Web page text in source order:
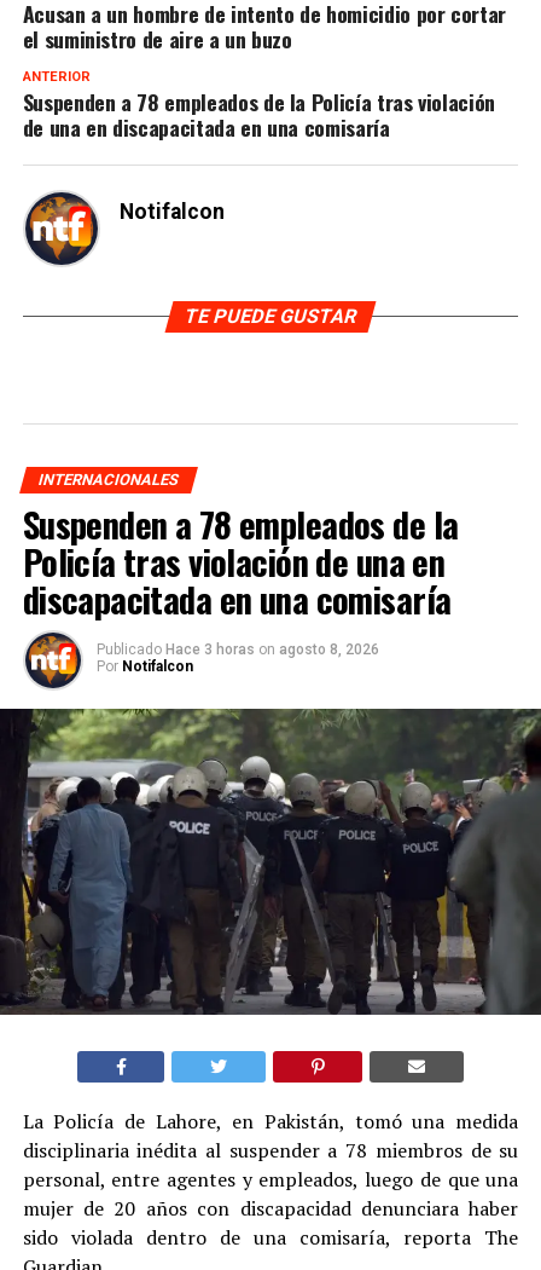
Acusan a un hombre de intento de homicidio por cortar
el suministro de aire a un buzo
ANTERIOR
Suspenden a 78 empleados de la Policía tras violación
de una en discapacitada en una comisaría
Notifalcon
TE PUEDE GUSTAR
INTERNACIONALES
Suspenden a 78 empleados de la
Policía tras violación de una en
discapacitada en una comisaría
Publicado Hace 3 horas on agosto 8, 2026
Por Notifalcon
La Policía de Lahore, en Pakistán, tomó una medida
disciplinaria inédita al suspender a 78 miembros de su
personal, entre agentes y empleados, luego de que una
mujer de 20 años con discapacidad denunciara haber
sido violada dentro de una comisaría, reporta The